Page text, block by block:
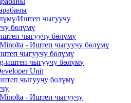
Иштеп чыгуучу
бөлүмү
чыгуучу бөлүмү
- Иштеп чыгуучу бөлүмү
чыгуучу бөлүмү
иштеп чыгуучу бөлүмү
Unit
чыгуучу бөлүмү
- Иштеп чыгуучу